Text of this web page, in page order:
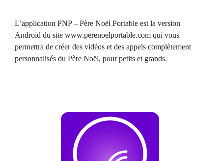
L’application PNP – Père Noël Portable est la version
Android du site www.perenoelportable.com qui vous
permettra de créer des vidéos et des appels complètement
personnalisés du Père Noël, pour petits et grands.